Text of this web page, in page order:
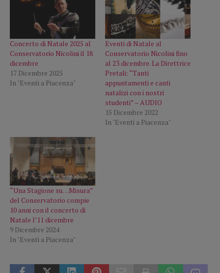
Concerto di Natale 2025 al
Conservatorio Nicolini il 18
dicembre
17 Dicembre 2025
In "Eventi a Piacenza"
Eventi di Natale al
Conservatorio Nicolini fino
al 23 dicembre. La Direttrice
Pretali: “Tanti
appuntamenti e canti
natalizi con i nostri
studenti” – AUDIO
15 Dicembre 2022
In "Eventi a Piacenza"
“Una Stagione su…Misura”
del Conservatorio compie
10 anni con il concerto di
Natale l’11 dicembre
9 Dicembre 2024
In "Eventi a Piacenza"